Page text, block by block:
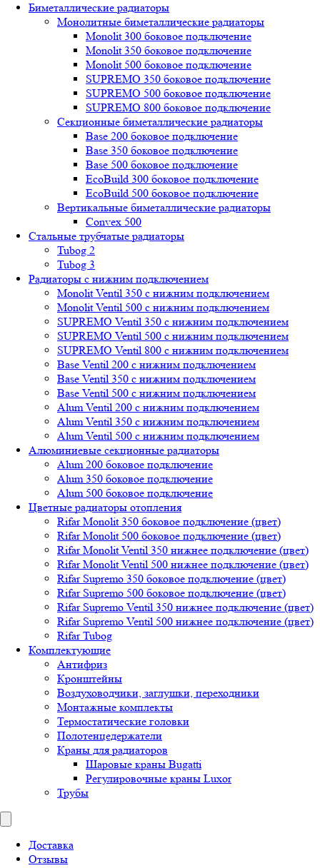
Биметаллические радиаторы
Монолитные биметаллические радиаторы
Mоnоlit 300 боковое подключение
Mоnоlit 350 боковое подключение
Mоnоlit 500 боковое подключение
SUРREMО 350 боковое подключение
SUРREMО 500 боковое подключение
SUРREMО 800 боковое подключение
Секционные биметаллические радиаторы
Base 200 боковое подключение
Base 350 боковое подключение
Base 500 боковое подключение
EcoBuild 300 боковое подключение
EcoBuild 500 боковое подключение
Вертикальные биметаллические радиаторы
Convex 500
Стальные трубчатые радиаторы
Tubog 2
Tubog 3
Радиаторы с нижним подключением
Monolit Ventil 350 с нижним подключением
Monolit Ventil 500 с нижним подключением
SUPREMO Ventil 350 с нижним подключением
SUPREMO Ventil 500 с нижним подключением
SUPREMO Ventil 800 с нижним подключением
Base Ventil 200 с нижним подключением
Base Ventil 350 с нижним подключением
Base Ventil 500 с нижним подключением
Alum Ventil 200 с нижним подключением
Alum Ventil 350 с нижним подключением
Alum Ventil 500 с нижним подключением
Алюминиевые секционные радиаторы
Alum 200 боковое подключение
Alum 350 боковое подключение
Alum 500 боковое подключение
Цветные радиаторы отопления
Rifar Monolit 350 боковое подключение (цвет)
Rifar Monolit 500 боковое подключение (цвет)
Rifar Monolit Ventil 350 нижнее подключение (цвет)
Rifar Monolit Ventil 500 нижнее подключение (цвет)
Rifar Supremo 350 боковое подключение (цвет)
Rifar Supremo 500 боковое подключение (цвет)
Rifar Supremo Ventil 350 нижнее подключение (цвет)
Rifar Supremo Ventil 500 нижнее подключение (цвет)
Rifar Tubog
Комплектующие
Антифриз
Кронштейны
Воздуховодчики, заглушки, переходники
Монтажные комплекты
Термостатические головки
Полотенцедержатели
Краны для радиаторов
Шаровые краны Bugatti
Регулировочные краны Luxor
Трубы
Доставка
Отзывы